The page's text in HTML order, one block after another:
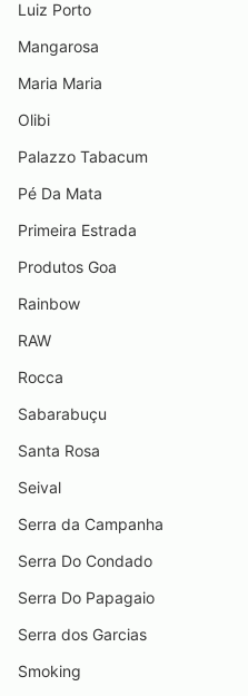
Luiz Porto
Mangarosa
Maria Maria
Olibi
Palazzo Tabacum
Pé Da Mata
Primeira Estrada
Produtos Goa
Rainbow
RAW
Rocca
Sabarabuçu
Santa Rosa
Seival
Serra da Campanha
Serra Do Condado
Serra Do Papagaio
Serra dos Garcias
Smoking